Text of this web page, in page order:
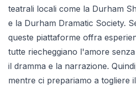
teatrali locali come la Durham
e la Durham Dramatic Society.
queste piattaforme offra
tutte riecheggiano l'amore
il dramma e la narrazione.
mentre ci prepariamo a togliere